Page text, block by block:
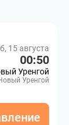
15 августа
00:50
Уренгой
Уренгой